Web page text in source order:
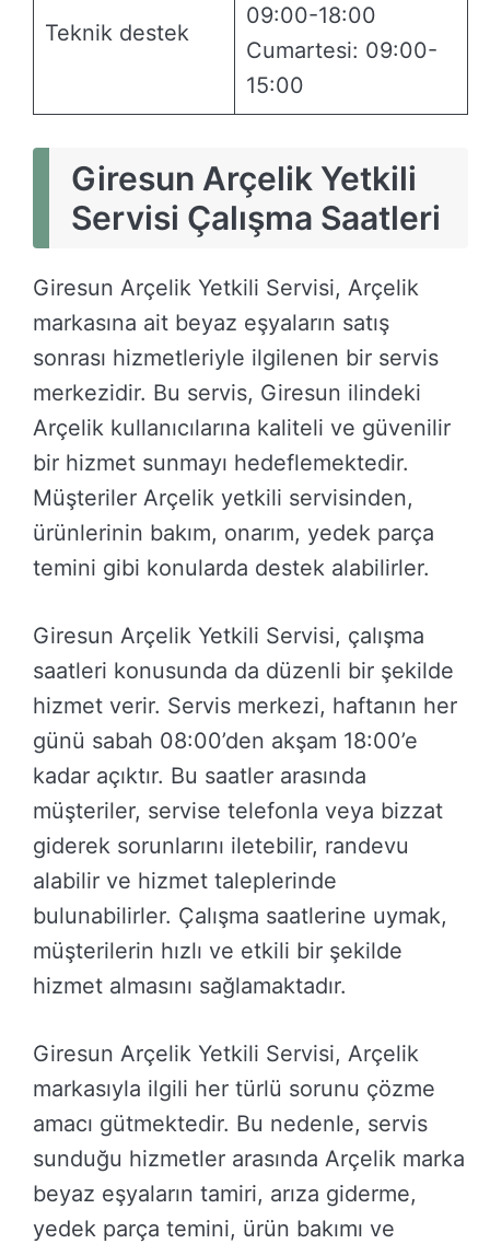
Teknik destek
09:00-18:00
Cumartesi: 09:00-
15:00
Giresun Arçelik Yetkili
Servisi Çalışma Saatleri
Giresun Arçelik Yetkili Servisi, Arçelik
markasına ait beyaz eşyaların satış
sonrası hizmetleriyle ilgilenen bir servis
merkezidir. Bu servis, Giresun ilindeki
Arçelik kullanıcılarına kaliteli ve güvenilir
bir hizmet sunmayı hedeflemektedir.
Müşteriler Arçelik yetkili servisinden,
ürünlerinin bakım, onarım, yedek parça
temini gibi konularda destek alabilirler.
Giresun Arçelik Yetkili Servisi, çalışma
saatleri konusunda da düzenli bir şekilde
hizmet verir. Servis merkezi, haftanın her
günü sabah 08:00’den akşam 18:00’e
kadar açıktır. Bu saatler arasında
müşteriler, servise telefonla veya bizzat
giderek sorunlarını iletebilir, randevu
alabilir ve hizmet taleplerinde
bulunabilirler. Çalışma saatlerine uymak,
müşterilerin hızlı ve etkili bir şekilde
hizmet almasını sağlamaktadır.
Giresun Arçelik Yetkili Servisi, Arçelik
markasıyla ilgili her türlü sorunu çözme
amacı gütmektedir. Bu nedenle, servis
sunduğu hizmetler arasında Arçelik marka
beyaz eşyaların tamiri, arıza giderme,
yedek parça temini, ürün bakımı ve